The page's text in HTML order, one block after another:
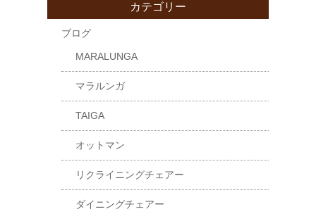
カテゴリー
ブログ
MARALUNGA
マラルンガ
TAIGA
オットマン
リクライニングチェアー
ダイニングチェアー